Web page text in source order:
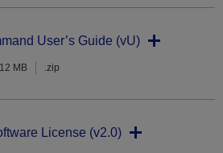
User’s Guide (vU)
MB .zip
License (v2.0)